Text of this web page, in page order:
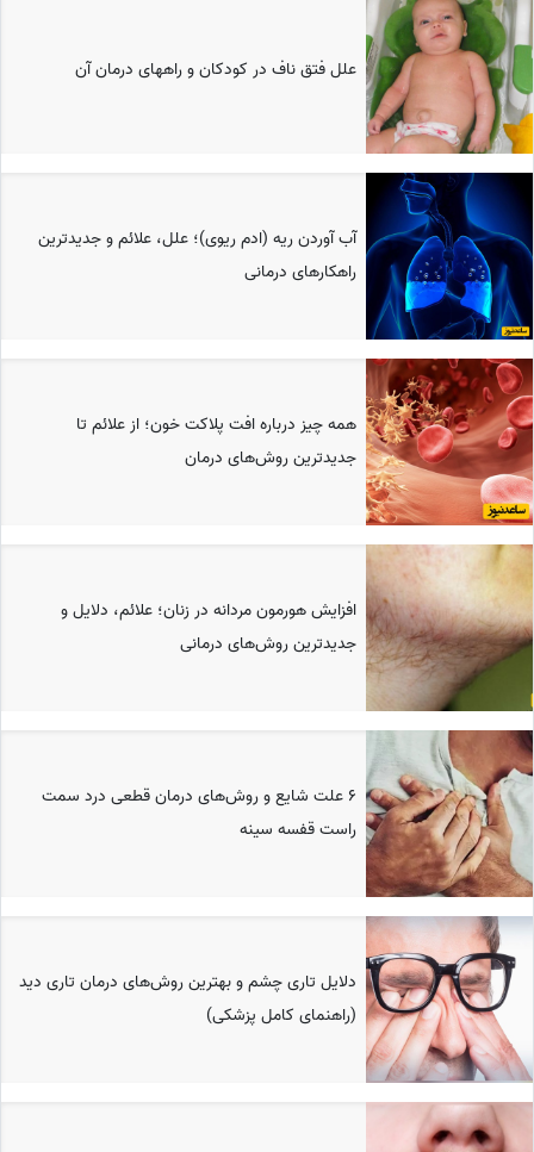
علل فتق ناف در کودکان و راههای درمان آن
آب آوردن ریه (ادم ریوی)؛ علل، علائم و جدیدترین
راهکارهای درمانی
همه چیز درباره افت پلاکت خون؛ از علائم تا
جدیدترین روش‌های درمان
افزایش هورمون مردانه در زنان؛ علائم، دلایل و
جدیدترین روش‌های درمانی
6 علت شایع و روش‌های درمان قطعی درد سمت
راست قفسه سینه
دلایل تاری چشم و بهترین روش‌های درمان تاری دید
(راهنمای کامل پزشکی)